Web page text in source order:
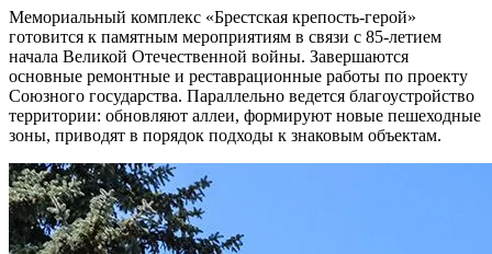
Мемориальный комплекс «Брестская крепость‑герой»
готовится к памятным мероприятиям в связи с 85‑летием
начала Великой Отечественной войны. Завершаются
основные ремонтные и реставрационные работы по проекту
Союзного государства. Параллельно ведется благоустройство
территории: обновляют аллеи, формируют новые пешеходные
зоны, приводят в порядок подходы к знаковым объектам.